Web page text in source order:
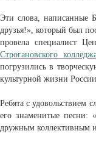
Эти слова, написанные
друзья!», который был
провела специалист
Строгановского
погрузились в
культурной жизни
Ребята с
его знаменитые песни:
дружным коллективным